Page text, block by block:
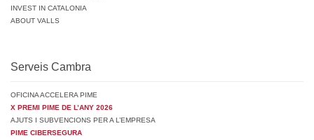
INVEST IN CATALONIA
ABOUT VALLS
Serveis Cambra
OFICINA ACCELERA PIME
X PREMI PIME DE L’ANY 2026
AJUTS I SUBVENCIONS PER A L’EMPRESA
PIME CIBERSEGURA